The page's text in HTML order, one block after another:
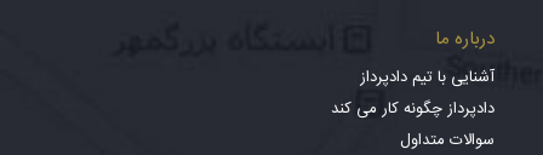
درباره ما
آشنایی با تیم دادپرداز
دادپرداز چگونه کار می کند
سوالات متداول